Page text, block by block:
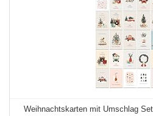
Weihnachtskarten mit Umschlag